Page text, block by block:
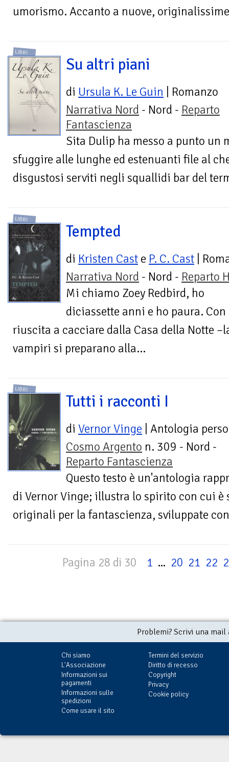
umorismo. Accanto a nuove,
LIBRI
Su altri piani
di Ursula K. Le Guin | Romanzo
Narrativa Nord - Nord - Reparto
Fantascienza
Sita Dulip ha messo a punto un
sfuggire alle lunghe ed estenuanti file al
disgustosi serviti negli squallidi bar del
LIBRI
Tempted
di Kristen Cast e P. C. Cast |
Narrativa Nord - Nord - Reparto
Mi chiamo Zoey Redbird, ho
diciassette anni e ho paura.
riuscita a cacciare dalla Casa della Notte
vampiri si preparano alla...
LIBRI
Tutti i racconti I
di Vernor Vinge | Antologia
Cosmo Argento n. 309 - Nord -
Reparto Fantascienza
Questo testo è un'antologia
di Vernor Vinge; illustra lo spirito con cui è
originali per la fantascienza, sviluppate
Pagina 28 di 30 1 ... 20 21 22
Problemi? Scrivi una
Chi siamo
L'Associazione
Informazioni sui
pagamenti
Informazioni sulle
spedizioni
Come usare il sito
Termini del servizio
Diritto di recesso
Copyright
Privacy
Cookie policy